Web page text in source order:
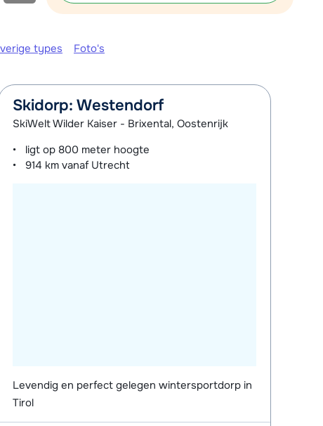
types Foto's
Skidorp: Westendorf
SkiWelt Wilder Kaiser - Brixental, Oostenrijk
ligt op 800 meter hoogte
914 km vanaf Utrecht
Levendig en perfect gelegen wintersportdorp in
Tirol